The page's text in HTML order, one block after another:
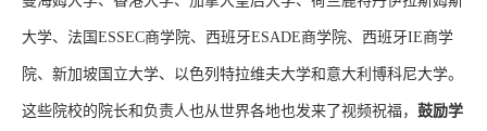
大学、法国ESSEC商学院、西班牙ESADE商学院、西班牙IE商学
院、新加坡国立大学、以色列特拉维夫大学和意大利博科尼大学。
这些院校的院长和负责人也从世界各地也发来了视频祝福， 鼓励学